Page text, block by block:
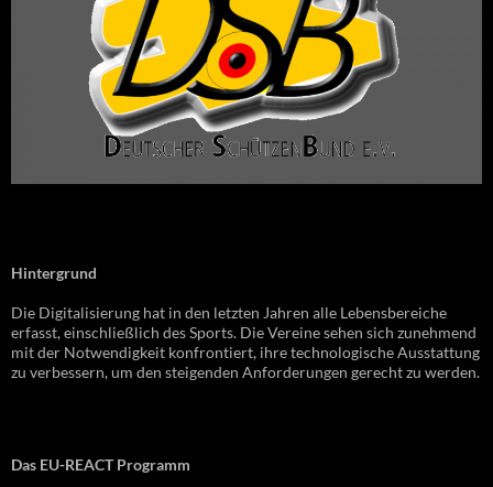
Hintergrund
Die Digitalisierung hat in den letzten Jahren alle Lebensbereiche
erfasst, einschließlich des Sports. Die Vereine sehen sich zunehmend
mit der Notwendigkeit konfrontiert, ihre technologische Ausstattung
zu verbessern, um den steigenden Anforderungen gerecht zu werden.
Das EU-REACT Programm